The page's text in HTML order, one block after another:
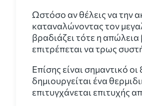
Ωστόσο αν θέλεις να την
καταναλώνοντας τον
βραδιάζει τότε η
επιτρέπεται να τρως
Επίσης είναι σημαντικό
δημιουργείται ένα
επιτυγχάνεται επιτυχής